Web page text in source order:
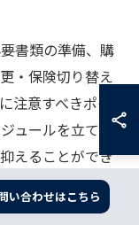
書類の準備、購
・保険切り替え
注意すべきポイ
ュールを立てて
えることができ
ーンの残債、保
い合わせはこちら